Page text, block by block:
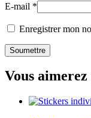
E-mail *
Enregistrer mon
Vous